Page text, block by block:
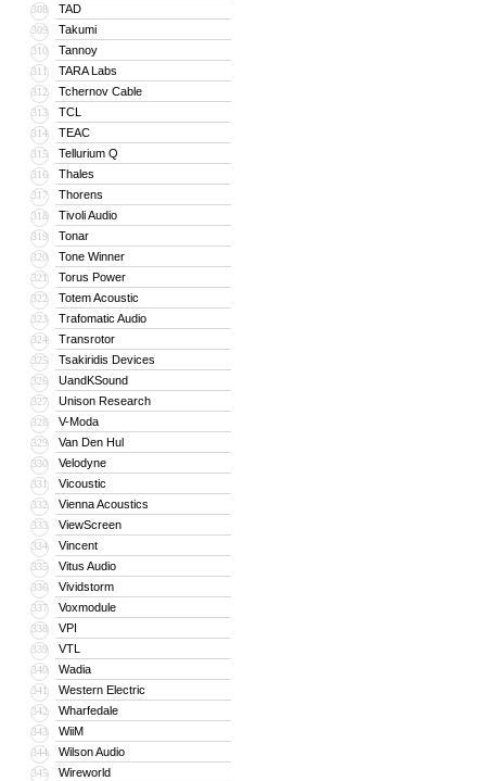
308 TAD
309 Takumi
310 Tannoy
311 TARA Labs
312 Tchernov Cable
313 TCL
314 TEAC
315 Tellurium Q
316 Thales
317 Thorens
318 Tivoli Audio
319 Tonar
320 Tone Winner
321 Torus Power
322 Totem Acoustic
323 Trafomatic Audio
324 Transrotor
325 Tsakiridis Devices
326 UandKSound
327 Unison Research
328 V-Moda
329 Van Den Hul
330 Velodyne
331 Vicoustic
332 Vienna Acoustics
333 ViewScreen
334 Vincent
335 Vitus Audio
336 Vividstorm
337 Voxmodule
338 VPI
339 VTL
340 Wadia
341 Western Electric
342 Wharfedale
343 WiiM
344 Wilson Audio
345 Wireworld